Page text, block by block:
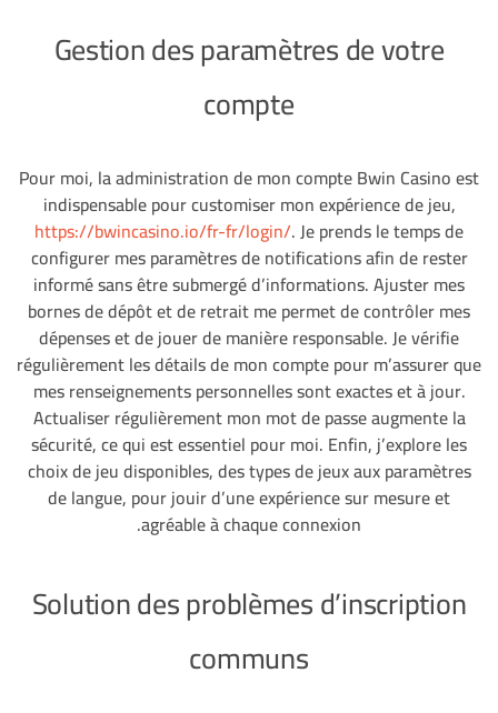
Gestion des paramètres de votre
compte
Pour moi, la administration de mon compte Bwin Casino est
indispensable pour customiser mon expérience de jeu,
https://bwincasino.io/fr-fr/login/. Je prends le temps de
configurer mes paramètres de notifications afin de rester
informé sans être submergé d’informations. Ajuster mes
bornes de dépôt et de retrait me permet de contrôler mes
dépenses et de jouer de manière responsable. Je vérifie
régulièrement les détails de mon compte pour m’assurer que
mes renseignements personnelles sont exactes et à jour.
Actualiser régulièrement mon mot de passe augmente la
sécurité, ce qui est essentiel pour moi. Enfin, j’explore les
choix de jeu disponibles, des types de jeux aux paramètres
de langue, pour jouir d’une expérience sur mesure et
agréable à chaque connexion.
Solution des problèmes d’inscription
communs